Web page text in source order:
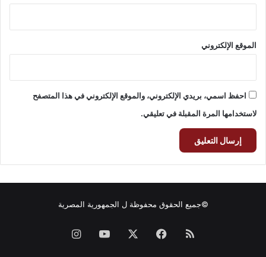
الموقع الإلكتروني
احفظ اسمي، بريدي الإلكتروني، والموقع الإلكتروني في هذا المتصفح
لاستخدامها المرة المقبلة في تعليقي.
©جميع الحقوق محفوظة ل الجمهورية المصرية
ملخص فيسبوك ‫YouTube